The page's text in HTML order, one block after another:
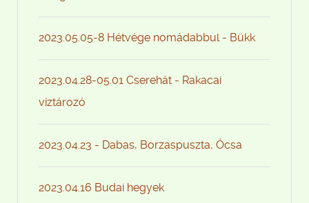
2023.05.05-8 Hétvége nomádabbul - Bükk
2023.04.28-05.01 Cserehát - Rakacai
víztározó
2023.04.23 - Dabas, Borzaspuszta, Ócsa
2023.04.16 Budai hegyek